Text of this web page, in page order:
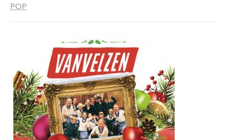
POP